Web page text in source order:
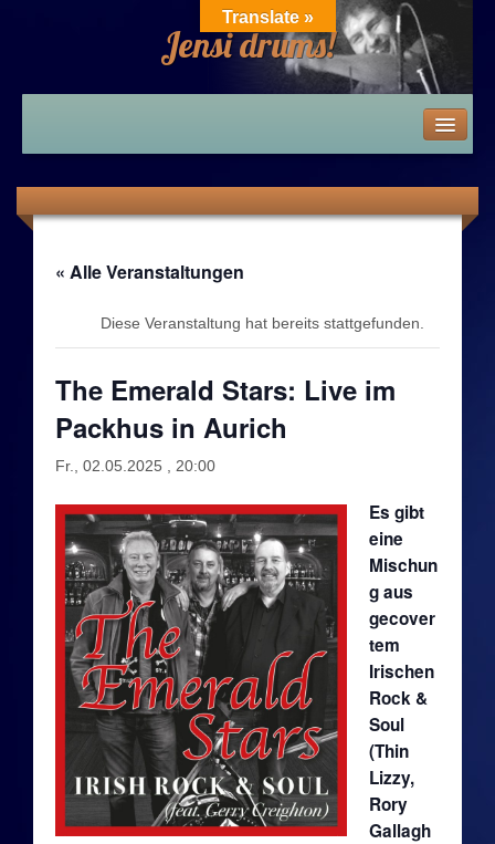
Jensi drums!
News
Die 80er
Die 80er: Homa Hajeto / Friex / Movable Space
Die 80er: Hot Rats
Die 80er: Spell
Die 90er
Die 90er: Hot Rats Reservebank
Die 90er: Boob Tube
Die 90er: Naked Souls
Die 90er: King B. & Friends in Groove
« Alle Veranstaltungen
Diese Veranstaltung hat bereits stattgefunden.
The Emerald Stars: Live im
Packhus in Aurich
Fr., 02.05.2025 , 20:00
Es gibt
eine
Mischun
g aus
gecover
tem
Irischen
Rock &
Soul
(Thin
Lizzy,
Rory
Gallagh
Translate »